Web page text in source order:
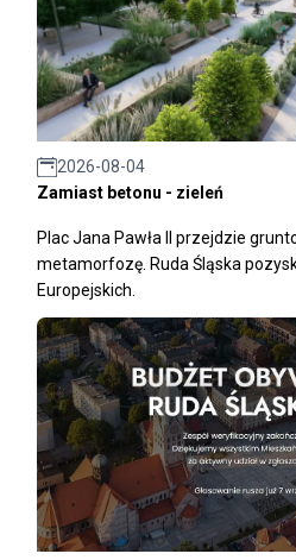
2026-08-04
Zamiast betonu - zieleń
Plac Jana Pawła II przejdzie
metamorfozę. Ruda Śląska
Europejskich.